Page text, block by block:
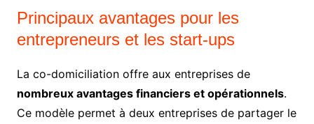
Principaux avantages pour les
entrepreneurs et les start-ups
La co-domiciliation offre aux entreprises de
nombreux avantages financiers et opérationnels.
Ce modèle permet à deux entreprises de partager le